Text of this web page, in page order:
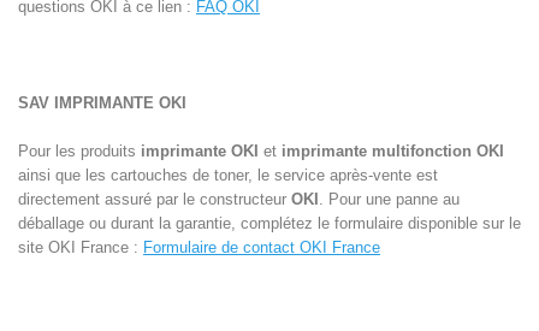
questions OKI à ce lien : FAQ OKI
SAV IMPRIMANTE OKI
Pour les produits imprimante OKI et imprimante multifonction OKI
ainsi que les cartouches de toner, le service après-vente est
directement assuré par le constructeur OKI . Pour une panne au
déballage ou durant la garantie, complétez le formulaire disponible sur le
site OKI France : Formulaire de contact OKI France